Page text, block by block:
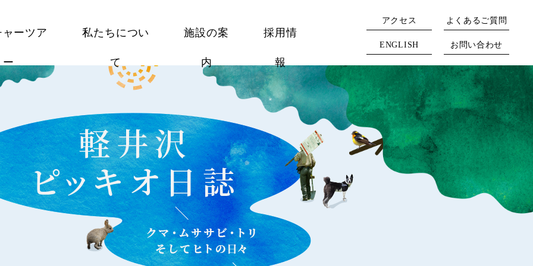
ーツア
ー
私たちについ
て
施設の案
内
採用情
報
アクセス よくあるご質問
ENGLISH お問い合わせ